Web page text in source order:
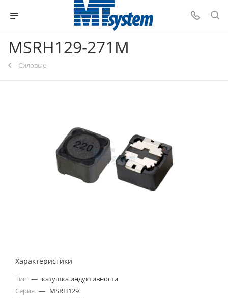
MSRH129-271M
Силовые
Характеристики
Тип — катушка индуктивности
Серия — MSRH129